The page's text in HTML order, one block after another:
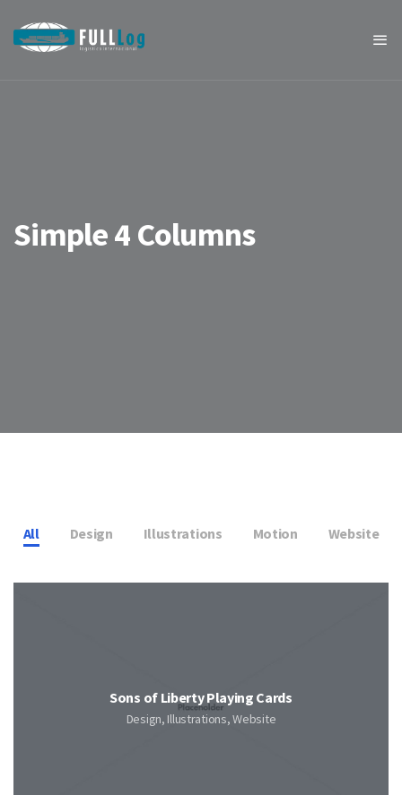
Simple 4 Columns
All Design Illustrations Motion Website
Sons of Liberty Playing Cards
Design, Illustrations, Website